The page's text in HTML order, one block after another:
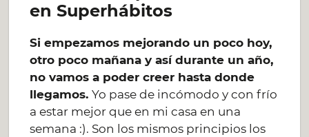
en Superhábitos
Si empezamos mejorando un poco hoy,
otro poco mañana y así durante un año,
no vamos a poder creer hasta donde
llegamos.Yo pase de incómodo y con frío
a estar mejor que en mi casa en una
semana :). Son los mismos principios los